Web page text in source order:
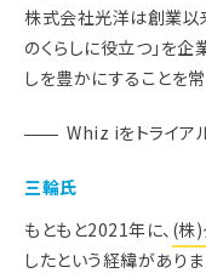
株式会社光洋は創業以
のくらしに役立つ」を企
しを豊かにすることを
Whiz iをトライア
三輪氏
もともと2021年に、 (株
したという経緯があり